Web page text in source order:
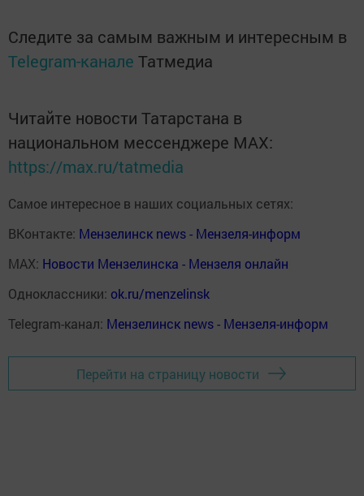
Следите за самым важным и интересным в
Telegram-канале Татмедиа
Читайте новости Татарстана в
национальном мессенджере MАХ:
https://max.ru/tatmedia
Самое интересное в наших социальных сетях:
ВКонтакте: Мензелинск news - Мензеля-информ
MAX: Новости Мензелинска - Мензеля онлайн
Одноклассники: ok.ru/menzelinsk
Telegram-канал: Мензелинск news - Мензеля-информ
Перейти на страницу новости